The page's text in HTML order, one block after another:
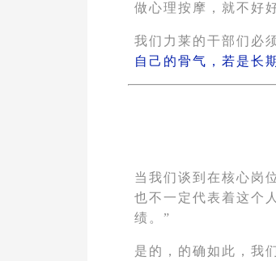
做心理按摩，就不好
我们力莱的干部们必
自己的骨气，若是长
当我们谈到在核心岗
也不一定代表着这个
绩。”
是的，的确如此，我